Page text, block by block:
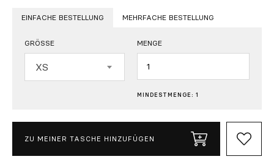
EINFACHE BESTELLUNG MEHRFACHE BESTELLUNG
GRÖSSE
XS
MENGE
MINDESTMENGE: 1
ZU MEINER TASCHE HINZUFÜGEN